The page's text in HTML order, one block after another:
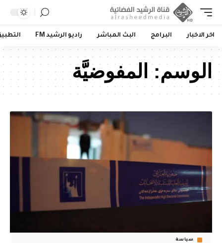
اخر الاخبار البرامج البث المباشر راديو الرشيد FM
الوسم: المفوضيَّة
سياسة